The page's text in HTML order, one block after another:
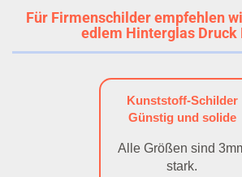
Für Firmenschilder empfehlen
edlem Hinterglas Druck
Kunststoff-Schilder
Günstig und solide
Alle Größen sind
stark.